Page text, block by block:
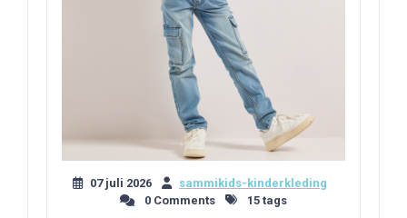
07 juli 2026
sammikids-kinderkleding
0 Comments
15 tags